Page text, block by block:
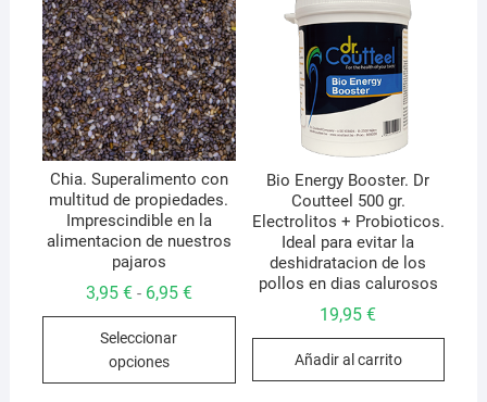
Chia. Superalimento con
multitud de propiedades.
Imprescindible en la
alimentacion de nuestros
pajaros
3,95 € - 6,95 €Rango
6,95 €
Seleccionar
opciones
Este
Bio Energy Booster. Dr
Coutteel 500 gr.
Electrolitos + Probioticos.
Ideal para evitar la
deshidratacion de los
pollos en dias calurosos
19,95€
Añadir al carrito